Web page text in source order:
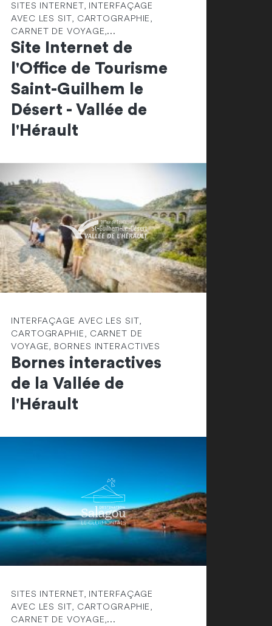
SITES INTERNET, INTERFAÇAGE
AVEC LES SIT, CARTOGRAPHIE,
CARNET DE VOYAGE,...
Site Internet de
l'Office de Tourisme
Saint-Guilhem le
Désert - Vallée de
l'Hérault
INTERFAÇAGE AVEC LES SIT,
CARTOGRAPHIE, CARNET DE
VOYAGE, BORNES INTERACTIVES
Bornes interactives
de la Vallée de
l'Hérault
SITES INTERNET, INTERFAÇAGE
AVEC LES SIT, CARTOGRAPHIE,
CARNET DE VOYAGE,...